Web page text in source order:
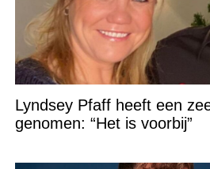
Lyndsey Pfaff heeft een
genomen: “Het is voorbij”